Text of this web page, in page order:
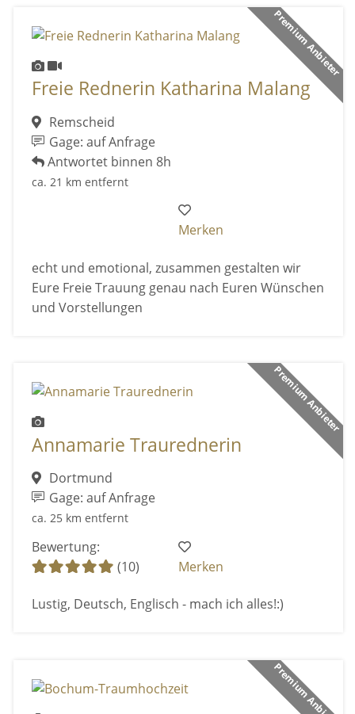
Premium Anbieter
Freie Rednerin Katharina Malang
Remscheid
Gage: auf Anfrage
Antwortet binnen 8h
ca. 21 km entfernt
Merken
echt und emotional, zusammen gestalten wir
Eure Freie Trauung genau nach Euren Wünschen
und Vorstellungen
Premium Anbieter
Annamarie Traurednerin
Dortmund
Gage: auf Anfrage
ca. 25 km entfernt
Bewertung:
(10)
Merken
Lustig, Deutsch, Englisch - mach ich alles!:)
Premium Anbieter